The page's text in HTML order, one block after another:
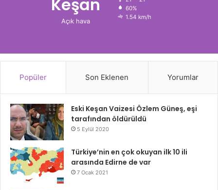
Keşan
Açık hava
60%
1.54 km/h
Popüler Son Eklenen Yorumlar
Eski Keşan Vaizesi Özlem Güneş, eşi
tarafından öldürüldü
5 Eylül 2020
Türkiye’nin en çok okuyan ilk 10 ili
arasında Edirne de var
7 Ocak 2021